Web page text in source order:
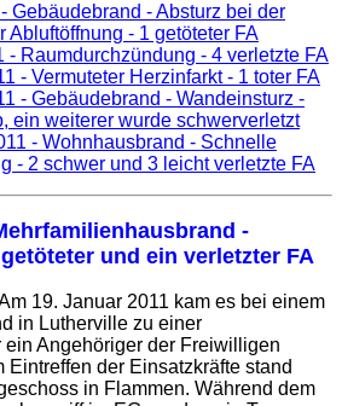
- Gebäudebrand - Absturz bei der
Abluftöffnung - 1 getöteter FA
- Raumdurchzündung - 4 verletzte FA
- Vermuteter Herzinfarkt - 1 toter FA
- Gebäudebrand - Wandeinsturz -
ein weiterer wurde schwerverletzt
- Wohnhausbrand - Schnelle
- 2 schwer und 3 leicht verletzte FA
-
und ein verletzter FA
19. Januar 2011 kam es bei einem
in Lutherville zu einer
ein Angehöriger der Freiwilligen
Eintreffen der Einsatzkräfte stand
in Flammen. Während dem